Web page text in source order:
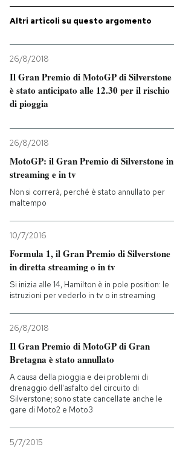
AREA PERSONALE
Entra
Altri articoli su questo argomento
26/8/2018
Il Gran Premio di MotoGP di Silverstone
è stato anticipato alle 12.30 per il rischio
di pioggia
26/8/2018
MotoGP: il Gran Premio di Silverstone in
streaming e in tv
Non si correrà, perché è stato annullato per
maltempo
10/7/2016
Formula 1, il Gran Premio di Silverstone
in diretta streaming o in tv
Si inizia alle 14, Hamilton è in pole position: le
istruzioni per vederlo in tv o in streaming
26/8/2018
Il Gran Premio di MotoGP di Gran
Bretagna è stato annullato
A causa della pioggia e dei problemi di
drenaggio dell'asfalto del circuito di
Silverstone; sono state cancellate anche le
gare di Moto2 e Moto3
5/7/2015